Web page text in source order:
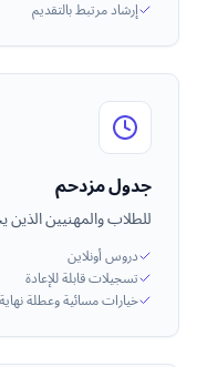
إرشاد مرتبط بالتقديم
جدول مزدحم
للطلاب والمهنيين الذين
دروس أونلاين
تسجيلات قابلة للإعادة
خيارات مسائية وعطلة